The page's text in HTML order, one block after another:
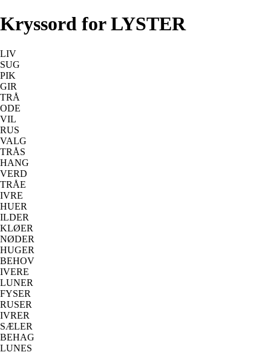
Kryssord for LYSTER
LIV
SUG
PIK
GIR
TRÅ
ODE
VIL
RUS
VALG
TRÅS
HANG
VERD
TRÅE
IVRE
HUER
ILDER
KLØER
NØDER
HUGER
BEHOV
IVERE
LUNER
FYSER
RUSER
IVRER
SÆLER
BEHAG
LUNES